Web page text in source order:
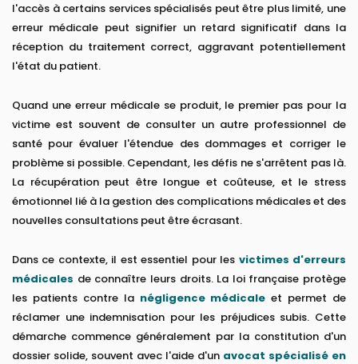
l'accès à certains services spécialisés peut être plus limité, une
erreur médicale peut signifier un retard significatif dans la
réception du traitement correct, aggravant potentiellement
l'état du patient.
Quand une erreur médicale se produit, le premier pas pour la
victime est souvent de consulter un autre professionnel de
santé pour évaluer l'étendue des dommages et corriger le
problème si possible. Cependant, les défis ne s'arrêtent pas là.
La récupération peut être longue et coûteuse, et le stress
émotionnel lié à la gestion des complications médicales et des
nouvelles consultations peut être écrasant.
Dans ce contexte, il est essentiel pour les victimes d'erreurs
médicales de connaître leurs droits. La loi française protège
les patients contre la négligence médicale et permet de
réclamer une indemnisation pour les préjudices subis. Cette
démarche commence généralement par la constitution d'un
dossier solide, souvent avec l'aide d'un avocat spécialisé en